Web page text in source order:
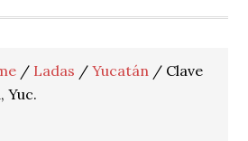
/ Ladas / Yucatán / Clave
Yuc.